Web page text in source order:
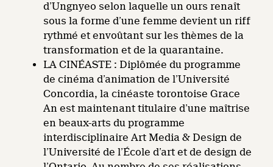
d’Ungnyeo selon laquelle un ours renaît
sous la forme d’une femme devient un riff
rythmé et envoûtant sur les thèmes de la
transformation et de la quarantaine.
LA CINÉASTE : Diplômée du programme
de cinéma d’animation de l’Université
Concordia, la cinéaste torontoise Grace
An est maintenant titulaire d’une maîtrise
en beaux-arts du programme
interdisciplinaire Art Media & Design de
l’Université de l’École d’art et de design de